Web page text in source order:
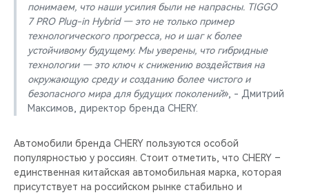
понимаем, что наши усилия были не напрасны. TIGGO
7 PRO Plug-in Hybrid — это не только пример
технологического прогресса, но и шаг к более
устойчивому будущему. Мы уверены, что гибридные
технологии — это ключ к снижению воздействия на
окружающую среду и созданию более чистого и
безопасного мира для будущих поколений», - Дмитрий
Максимов, директор бренда CHERY.
Автомобили бренда CHERY пользуются особой
популярностью у россиян. Стоит отметить, что CHERY –
единственная китайская автомобильная марка, которая
присутствует на российском рынке стабильно и